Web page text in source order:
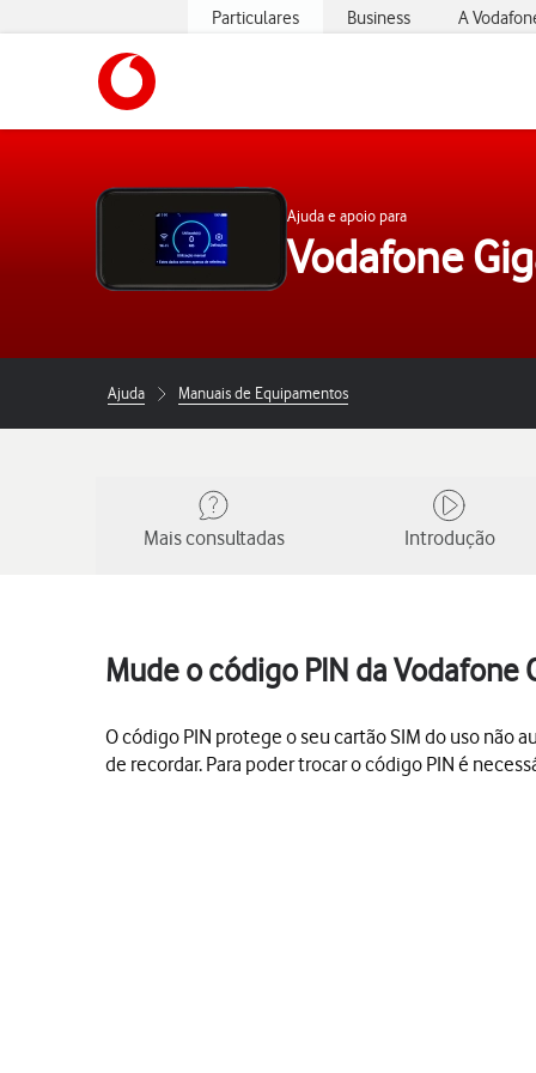
Particulares Business A
Ajuda e apoio para
Vodafone
Ajuda Manuais de Equipamentos
Mais consultadas Introdução
Mude o código PIN da Vodafone
O código PIN protege o seu cartão SIM do uso não
de recordar. Para poder trocar o código PIN é